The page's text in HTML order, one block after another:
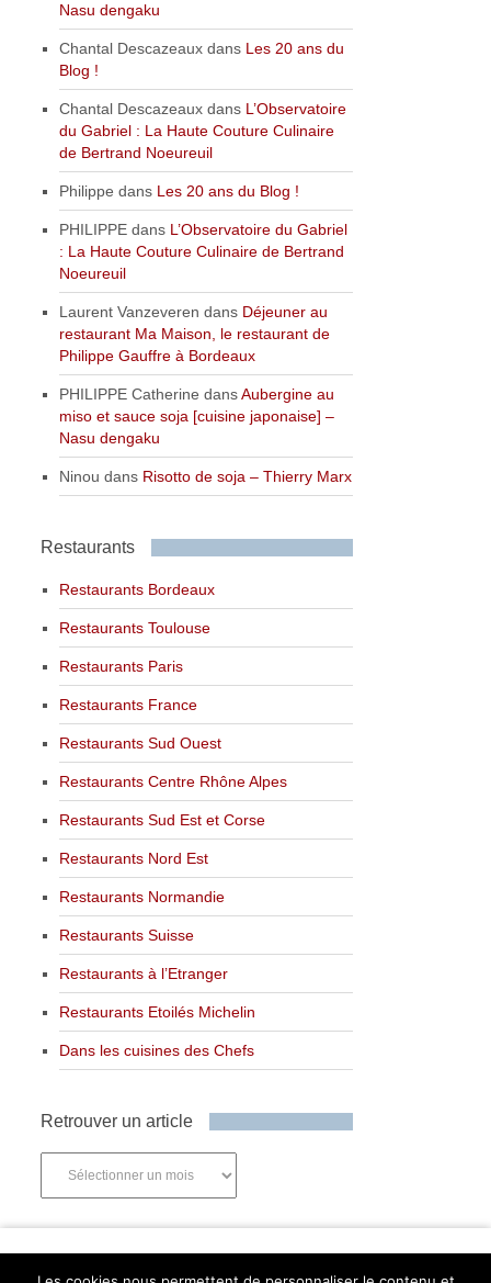
Nasu dengaku
Chantal Descazeaux dans Les 20 ans du
Blog !
Chantal Descazeaux dans L’Observatoire
du Gabriel : La Haute Couture Culinaire
de Bertrand Noeureuil
Philippe dans Les 20 ans du Blog !
PHILIPPE dans L’Observatoire du Gabriel
: La Haute Couture Culinaire de Bertrand
Noeureuil
Laurent Vanzeveren dans Déjeuner au
restaurant Ma Maison, le restaurant de
Philippe Gauffre à Bordeaux
PHILIPPE Catherine dansAubergine au
miso et sauce soja [cuisine japonaise] –
Nasu dengaku
Ninou dans Risotto de soja – Thierry Marx
Restaurants
Restaurants Bordeaux
Restaurants Toulouse
Restaurants Paris
Restaurants France
Restaurants Sud Ouest
Restaurants Centre Rhône Alpes
Restaurants Sud Est et Corse
Restaurants Nord Est
Restaurants Normandie
Restaurants Suisse
Restaurants à l’Etranger
Restaurants Etoilés Michelin
Dans les cuisines des Chefs
Retrouver un article